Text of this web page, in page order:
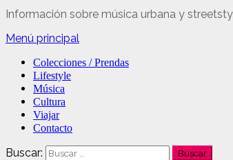
Información sobre música urbana y
Menú principal
Colecciones / Prendas
Lifestyle
Música
Cultura
Viajar
Contacto
Buscar: